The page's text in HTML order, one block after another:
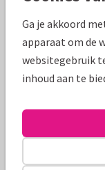
Hippe en
met lampjes, een
wasknijpers en
Ga je akkoord
apparaat om de
websitegebruik
inhoud aan te